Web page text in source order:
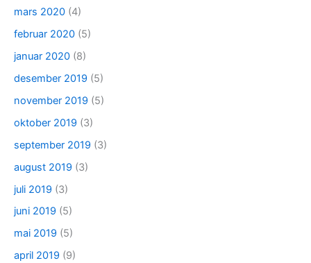
mars 2020 (4)
februar 2020 (5)
januar 2020 (8)
desember 2019 (5)
november 2019 (5)
oktober 2019 (3)
september 2019 (3)
august 2019 (3)
juli 2019 (3)
juni 2019 (5)
mai 2019 (5)
april 2019 (9)